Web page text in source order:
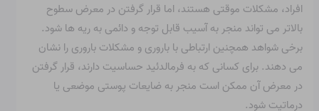
افراد، مشکلات موقتی هستند، اما قرار گرفتن در معرض سطوح
بالاتر می تواند منجر به آسیب قابل توجه و دائمی به ریه ها شود.
برخی شواهد همچنین ارتباطی با باروری و مشکلات باروری را نشان
می دهند. برای کسانی که به فرمالدئید حساسیت دارند، قرار گرفتن
در معرض آن ممکن است منجر به ضایعات پوستی موضعی یا
درماتیت شود.